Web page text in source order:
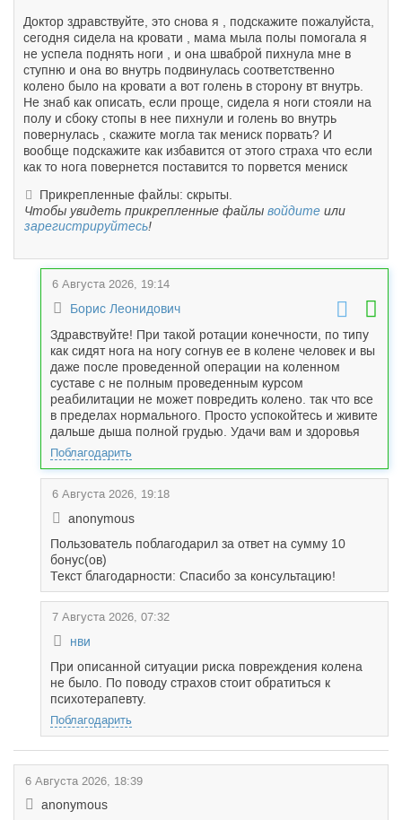
Доктор здравствуйте, это снова я , подскажите пожалуйста,
сегодня сидела на кровати , мама мыла полы помогала я
не успела поднять ноги , и она шваброй пихнула мне в
ступню и она во внутрь подвинулась соответственно
колено было на кровати а вот голень в сторону вт внутрь.
Не знаб как описать, если проще, сидела я ноги стояли на
полу и сбоку стопы в нее пихнули и голень во внутрь
повернулась , скажите могла так мениск порвать? И
вообще подскажите как избавится от этого страха что если
как то нога повернется поставится то порвется мениск
Прикрепленные файлы: скрыты.
Чтобы увидеть прикрепленные файлы войдите или
зарегистрируйтесь!
6 Августа 2026, 19:14
Борис Леонидович
Здравствуйте! При такой ротации конечности, по типу
как сидят нога на ногу согнув ее в колене человек и вы
даже после проведенной операции на коленном
суставе с не полным проведенным курсом
реабилитации не может повредить колено. так что все
в пределах нормального. Просто успокойтесь и живите
дальше дыша полной грудью. Удачи вам и здоровья
Поблагодарить
6 Августа 2026, 19:18
anonymous
Пользователь поблагодарил за ответ на сумму 10
бонус(ов)
Текст благодарности: Спасибо за консультацию!
7 Августа 2026, 07:32
нви
При описанной ситуации риска повреждения колена
не было. По поводу страхов стоит обратиться к
психотерапевту.
Поблагодарить
6 Августа 2026, 18:39
anonymous